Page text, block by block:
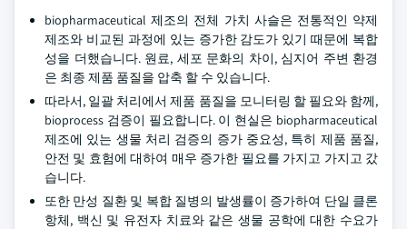
biopharmaceutical 제조의 전체 가치 사슬은 전통적인 약제
제조와 비교된 과정에 있는 증가한 감도가 있기 때문에 복합
성을 더했습니다. 원료, 세포 문화의 차이, 심지어 주변 환경
은 최종 제품 품질을 압축 할 수 있습니다.
따라서, 일괄 처리에서 제품 품질을 모니터링 할 필요와 함께,
bioprocess 검증이 필요합니다. 이 현실은 biopharmaceutical
제조에 있는 생물 처리 검증의 증가 중요성, 특히 제품 품질,
안전 및 효험에 대하여 매우 증가한 필요를 가지고 가지고 갔
습니다.
또한 만성 질환 및 복합 질병의 발생률이 증가하여 단일 클론
항체, 백신 및 유전자 치료와 같은 생물 공학에 대한 수요가